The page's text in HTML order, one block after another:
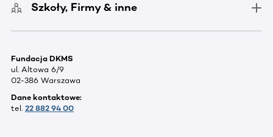
Szkoły, Firmy & inne
Fundacja DKMS
ul. Altowa 6/9
02-386 Warszawa
Dane kontaktowe:
tel. 22 882 94 00